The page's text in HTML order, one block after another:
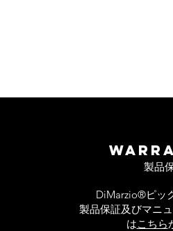
製品
DiMarzio®ピッ
製品保証及びマニ
はこちら